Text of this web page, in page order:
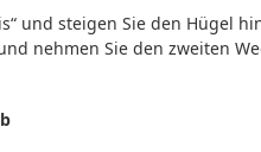
und steigen Sie den Hügel
nehmen Sie den zweiten